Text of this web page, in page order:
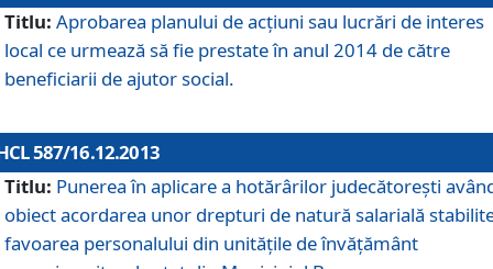
Titlu: Aprobarea planului de acţiuni sau lucrări de interes
local ce urmează să fie prestate în anul 2014 de către
beneficiarii de ajutor social.
587/16.12.2013
Titlu: Punerea în aplicare a hotărârilor judecătoreşti
obiect acordarea unor drepturi de natură salarială
favoarea personalului din unităţile de învăţământ